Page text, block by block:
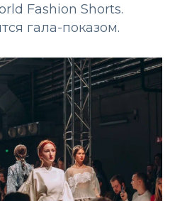
Fashion Shorts.
гала-показом.